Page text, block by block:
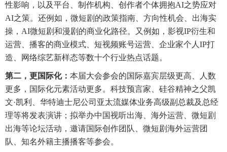
性影响，以及平台、制作机构、创作者个体拥抱AI之势应对
AI之策。还例如，微短剧的政策指南、方向性机会、出海实
操，AI微短剧和漫剧的商业化路径。又例如，影视IP衍生和
运营、播客的商业模式、短视频账号运营、企业家个人IP打
造、网络综艺新样态等数十个行业热点话题。
第二，更国际化： 本届大会参会的国际嘉宾层级更高、人数
更多，国际化元素活动更多。科技预言家、硅谷精神之父凯
文·凯利、华特迪士尼公司亚太流媒体业务高级副总裁及总经
理等将发表演讲；拟举办中国视听出海、海外运营、微短剧
出海等论坛活动，邀请国际创作团队、微短剧海外运营团
队、知名外籍主播播客等参会。